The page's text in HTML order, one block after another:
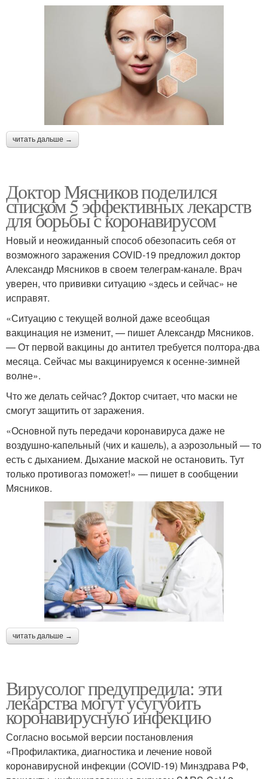
читать дальше →
Доктор Мясников поделился
списком 5 эффективных лекарств
для борьбы с коронавирусом
Новый и неожиданный способ обезопасить себя от
возможного заражения COVID-19 предложил доктор
Александр Мясников в своем телеграм-канале. Врач
уверен, что прививки ситуацию «здесь и сейчас» не
исправят.
«Ситуацию с текущей волной даже всеобщая
вакцинация не изменит, — пишет Александр Мясников.
— От первой вакцины до антител требуется полтора-два
месяца. Сейчас мы вакцинируемся к осенне-зимней
волне».
Что же делать сейчас? Доктор считает, что маски не
смогут защитить от заражения.
«Основной путь передачи коронавируса даже не
воздушно-капельный (чих и кашель), а аэрозольный — то
есть с дыханием. Дыхание маской не остановить. Тут
только противогаз поможет!» — пишет в сообщении
Мясников.
читать дальше →
Вирусолог предупредила: эти
лекарства могут усугубить
коронавирусную инфекцию
Согласно восьмой версии постановления
«Профилактика, диагностика и лечение новой
коронавирусной инфекции (COVID-19) Минздрава РФ,